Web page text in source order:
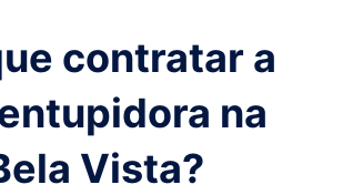
contratar a
na
Vista?